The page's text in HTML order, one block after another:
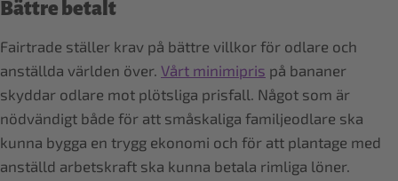
Bättre betalt
Fairtrade ställer krav på bättre villkor för odlare och
anställda världen över. Vårt minimipris på bananer
skyddar odlare mot plötsliga prisfall. Något som är
nödvändigt både för att småskaliga familje­odlare ska
kunna bygga en trygg ekonomi och för att plantage med
anställd arbets­kraft ska kunna betala rimliga löner.